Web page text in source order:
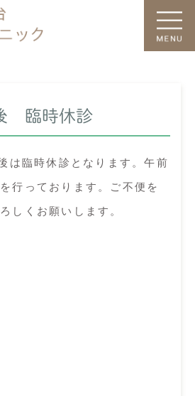
HOME 新着情報
臨時休診
は臨時休診となります。午前
行っております。ご不便を
しくお願いします。